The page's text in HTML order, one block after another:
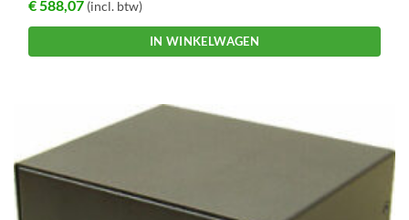
€588,07 (incl. btw)
IN WINKELWAGEN